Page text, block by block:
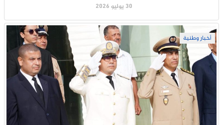
30 يوليو 2026
أخبار وطنية